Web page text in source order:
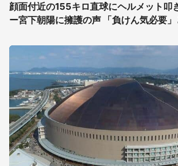
顔面付近の155キロ直球にヘルメット叩
ー宮下朝陽に擁護の声 「負けん気必要